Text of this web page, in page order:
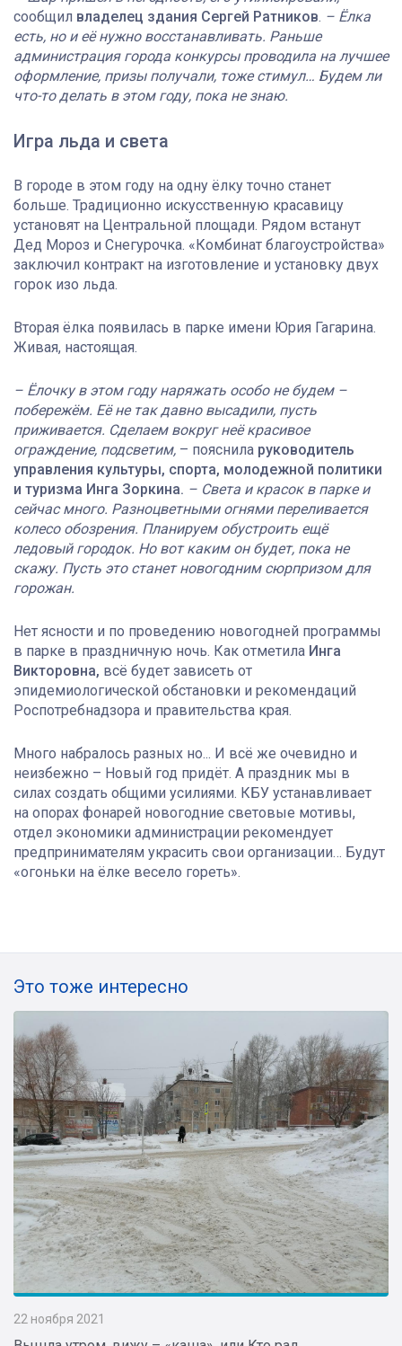
сообщил владелец здания Сергей Ратников. – Ёлка
есть, но и её нужно восстанавливать. Раньше
администрация города конкурсы проводила на лучшее
оформление, призы получали, тоже стимул… Будем ли
что-то делать в этом году, пока не знаю.
Игра льда и света
В городе в этом году на одну ёлку точно станет
больше. Традиционно искусственную красавицу
установят на Центральной площади. Рядом встанут
Дед Мороз и Снегурочка. «Комбинат благоустройства»
заключил контракт на изготовление и установку двух
горок изо льда.
Вторая ёлка появилась в парке имени Юрия Гагарина.
Живая, настоящая.
– Ёлочку в этом году наряжать особо не будем –
побережём. Её не так давно высадили, пусть
приживается. Сделаем вокруг неё красивое
ограждение, подсветим, – пояснила руководитель
управления культуры, спорта, молодежной политики
и туризма Инга Зоркина. – Света и красок в парке и
сейчас много. Разноцветными огнями переливается
колесо обозрения. Планируем обустроить ещё
ледовый городок. Но вот каким он будет, пока не
скажу. Пусть это станет новогодним сюрпризом для
горожан.
Нет ясности и по проведению новогодней программы
в парке в праздничную ночь. Как отметила Инга
Викторовна, всё будет зависеть от
эпидемиологической обстановки и рекомендаций
Роспотребнадзора и правительства края.
Много набралось разных но... И всё же очевидно и
неизбежно – Новый год придёт. А праздник мы в
силах создать общими усилиями. КБУ устанавливает
на опорах фонарей новогодние световые мотивы,
отдел экономики администрации рекомендует
предпринимателям украсить свои организации… Будут
«огоньки на ёлке весело гореть».
Это тоже интересно
22 ноября 2021